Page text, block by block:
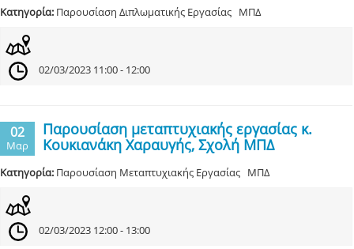
Κατηγορία: Παρουσίαση Διπλωματικής Εργασίας ΜΠΔ
02/03/2023 11:00 - 12:00
02
Μαρ
Παρουσίαση μεταπτυχιακής εργασίας κ.
Κουκιανάκη Χαραυγής, Σχολή ΜΠΔ
Κατηγορία: Παρουσίαση Μεταπτυχιακής Εργασίας ΜΠΔ
02/03/2023 12:00 - 13:00